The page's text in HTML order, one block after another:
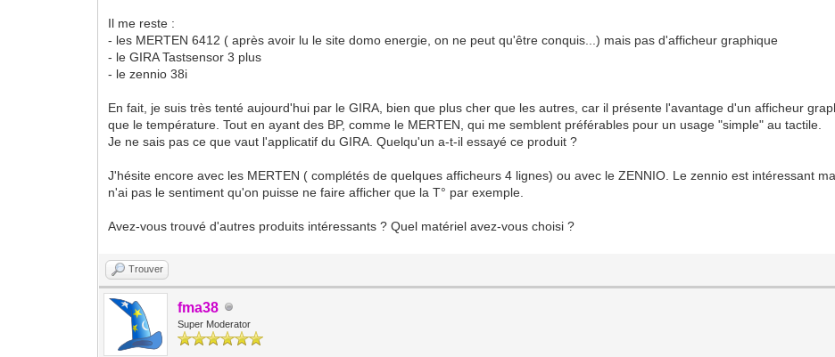
Il me reste :
- les MERTEN 6412 ( après avoir lu le site domo energie, on ne peut qu'être conquis...) mais pas d'afficheur graphique
- le GIRA Tastsensor 3 plus
- le zennio 38i
En fait, je suis très tenté aujourd'hui par le GIRA, bien que plus cher que les autres, car il présente l'avantage d'un afficheur
que le température. Tout en ayant des BP, comme le MERTEN, qui me semblent préférables pour un usage "simple" au tactile.
Je ne sais pas ce que vaut l'applicatif du GIRA. Quelqu'un a-t-il essayé ce produit ?
J'hésite encore avec les MERTEN ( complétés de quelques afficheurs 4 lignes) ou avec le ZENNIO. Le zennio est intéressant
n'ai pas le sentiment qu'on puisse ne faire afficher que la T° par exemple.
Avez-vous trouvé d'autres produits intéressants ? Quel matériel avez-vous choisi ?
Trouver
fma38
Super Moderator